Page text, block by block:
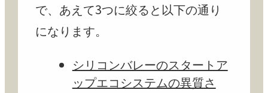
で、あえて3つに絞ると以下の通り
になります。
シリコンバレーのスタートア
ップエコシステムの異質さ